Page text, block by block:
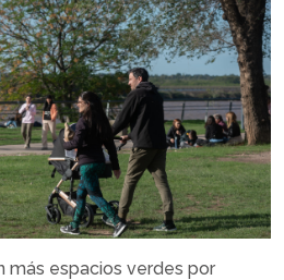
más espacios verdes por